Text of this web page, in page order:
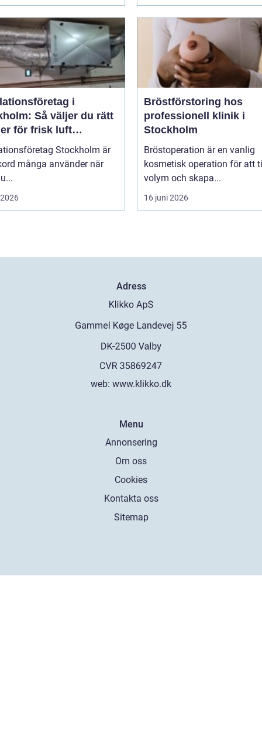
i
Så väljer du rätt
för frisk luft
Stockholm är
många använder när
Bröstförstoring hos
professionell klinik i
Stockholm
Bröstoperation är en vanlig
kosmetisk operation för att
volym och skapa...
16 juni 2026
Adress
web: www.klikko.dk
Menu
Annonsering
Om oss
Cookies
Kontakta oss
Sitemap